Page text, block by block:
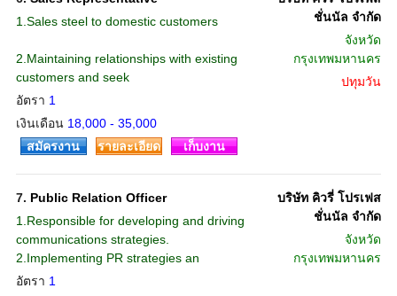
1.Sales steel to domestic customers
2.Maintaining relationships with existing
customers and seek
อัตรา 1
เงินเดือน 18,000 - 35,000
ชั่นนัล จำกัด
จังหวัด
กรุงเทพมหานคร
ปทุมวัน
สมัครงาน รายละเอียด เก็บงาน
7. Public Relation Officer
1.Responsible for developing and driving
communications strategies.
2.Implementing PR strategies an
อัตรา 1
บริษัท คิวรี่ โปรเฟส
ชั่นนัล จำกัด
จังหวัด
กรุงเทพมหานคร